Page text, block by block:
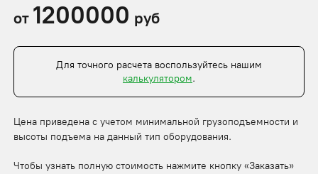
от 1200000 руб
Для точного расчета воспользуйтесь нашим
калькулятором.
Цена приведена с учетом минимальной грузоподъемности и
высоты подъема на данный тип оборудования.
Чтобы узнать полную стоимость нажмите кнопку «Заказать»